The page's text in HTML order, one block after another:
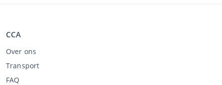
CCA
Over ons
Transport
FAQ